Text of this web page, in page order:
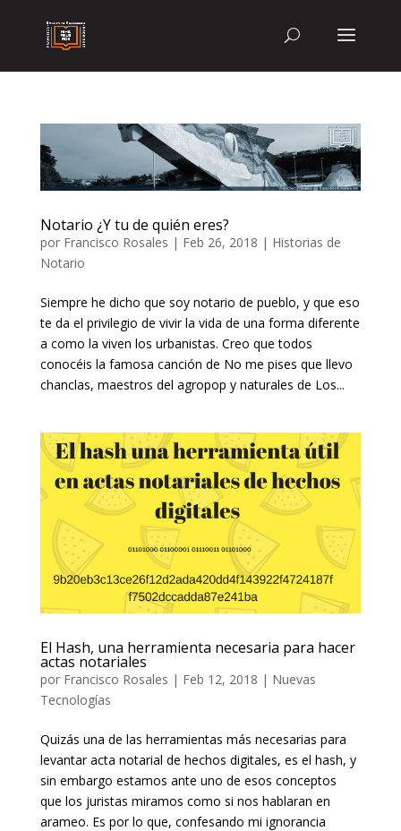
Notario ¿Y tu de quién eres?
por Francisco Rosales | Feb 26, 2018 | Historias de
Notario
Siempre he dicho que soy notario de pueblo, y que eso
te da el privilegio de vivir la vida de una forma diferente
a como la viven los urbanistas. Creo que todos
conocéis la famosa canción de No me pises que llevo
chanclas, maestros del agropop y naturales de Los...
El Hash, una herramienta necesaria para hacer
actas notariales
por Francisco Rosales | Feb 12, 2018 | Nuevas
Tecnologías
Quizás una de las herramientas más necesarias para
levantar acta notarial de hechos digitales, es el hash, y
sin embargo estamos ante uno de esos conceptos
que los juristas miramos como si nos hablaran en
arameo. Es por lo que, confesando mi ignorancia